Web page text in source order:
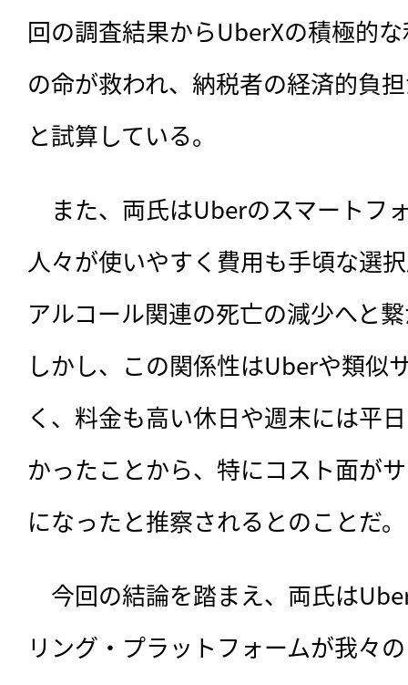
回の調査結果からUberXの積極的
の命が救われ、納税者の経済的負
と試算している。
また、両氏はUberのスマートフ
人々が使いやすく費用も手頃な選
アルコール関連の死亡の減少へと
しかし、この関係性はUberや類似
く、料金も高い休日や週末には平
かったことから、特にコスト面が
になったと推察されるとのことだ。
今回の結論を踏まえ、両氏は
リング・プラットフォームが我々